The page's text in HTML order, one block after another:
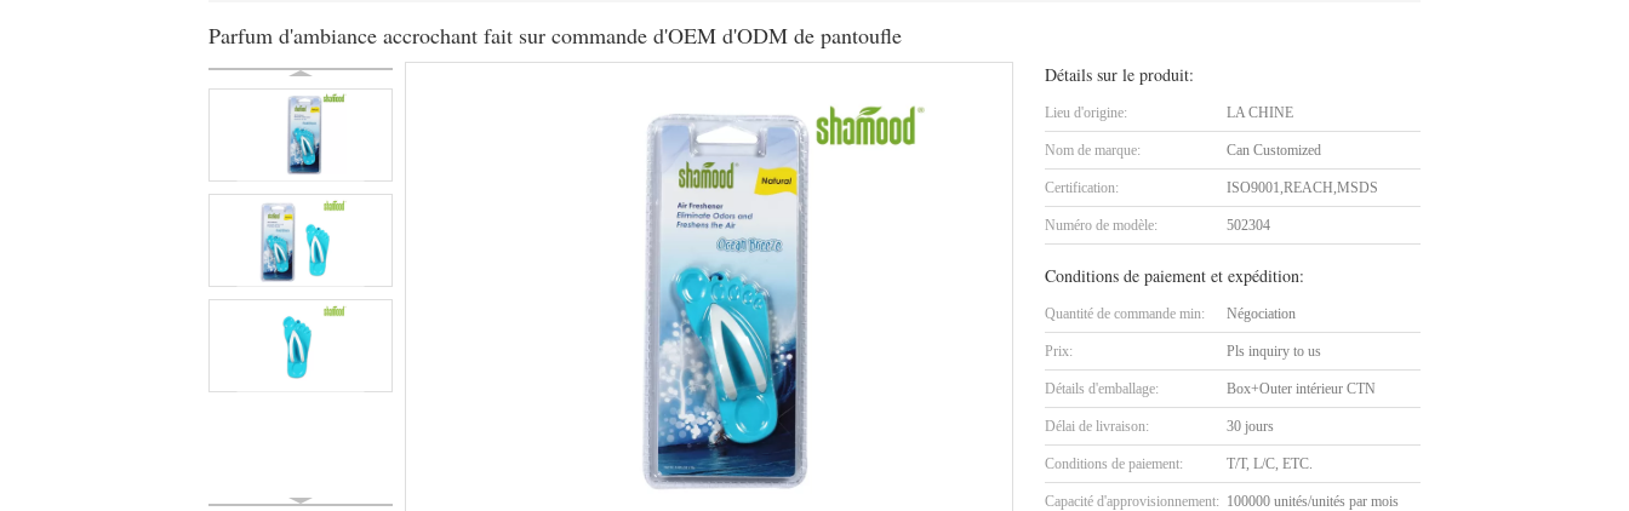
Parfum d'ambiance accrochant fait sur commande d'OEM d'ODM de pantoufle
Détails sur le produit:
Lieu d'origine: LA CHINE
Nom de marque: Can Customized
Certification: ISO9001,REACH,MSDS
Numéro de modèle: 502304
Conditions de paiement et expédition:
Quantité de commande min: Négociation
Prix: Pls inquiry to us
Détails d'emballage: Box+Outer intérieur CTN
Délai de livraison: 30 jours
Conditions de paiement: T/T, L/C, ETC.
Capacité d'approvisionnement: 100000 unités/unités par mois